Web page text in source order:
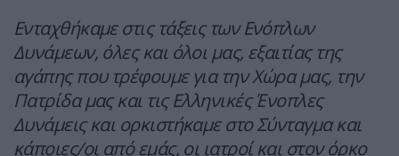
Ενταχθήκαμε στις τάξεις των Ενόπλων
Δυνάμεων, όλες και όλοι μας, εξαιτίας της
αγάπης που τρέφουμε για την Χώρα μας, την
Πατρίδα μας και τις Ελληνικές Ένοπλες
Δυνάμεις και ορκιστήκαμε στο Σύνταγμα και
κάποιες/οι από εμάς, οι ιατροί και στον όρκο